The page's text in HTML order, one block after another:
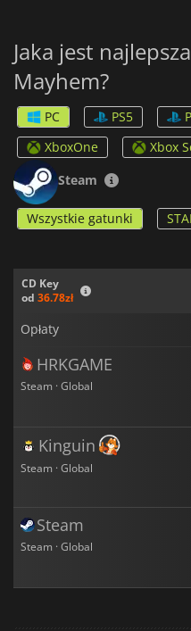
Jaka jest
Mayhem?
PC PS5
XboxOne
Xbox
Steam
Wszystkie gatunki
CD Key
od 36.78zł
Opłaty
HRKGAME
Steam · Global
Kinguin
Steam · Global
Steam
Steam · Global